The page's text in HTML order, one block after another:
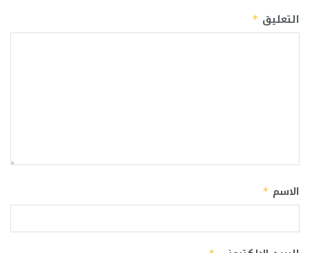
التعليق *
الاسم *